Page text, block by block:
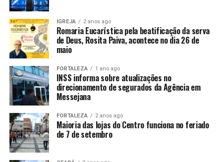
IGREJA 2 anos ago
Romaria Eucarística pela beatificação da serva
de Deus, Rosita Paiva, acontece no dia 26 de
maio
FORTALEZA 1 ano ago
INSS informa sobre atualizações no
direcionamento de segurados da Agência em
Messejana
FORTALEZA 2 anos ago
Maioria das lojas do Centro funciona no feriado
de 7 de setembro